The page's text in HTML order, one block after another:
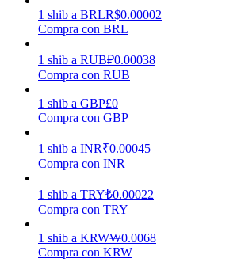
Estrategias comerciales
Aprenda cómo mantenerse rentable
1 shib a BRLR$0.00002
Compra con BRL
1 shib a RUB₽0.00038
Compra con RUB
1 shib a GBP£0
Compra con GBP
1 shib a INR₹0.00045
Compra con INR
1 shib a TRY₺0.00022
Compra con TRY
1 shib a KRW₩0.0068
Compra con KRW